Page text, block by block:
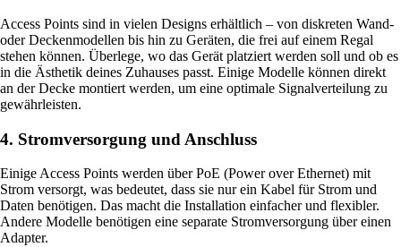
Access Points sind in vielen Designs erhältlich – von diskreten Wand-
oder Deckenmodellen bis hin zu Geräten, die frei auf einem Regal
stehen können. Überlege, wo das Gerät platziert werden soll und ob es
in die Ästhetik deines Zuhauses passt. Einige Modelle können direkt
an der Decke montiert werden, um eine optimale Signalverteilung zu
gewährleisten.
4. Stromversorgung und Anschluss
Einige Access Points werden über PoE (Power over Ethernet) mit
Strom versorgt, was bedeutet, dass sie nur ein Kabel für Strom und
Daten benötigen. Das macht die Installation einfacher und flexibler.
Andere Modelle benötigen eine separate Stromversorgung über einen
Adapter.